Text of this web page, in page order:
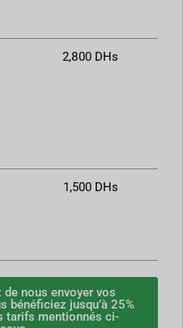
2,800 DHs
1,500 DHs
nous envoyer vos
bénéficiez jusqu’à 25%
tarifs mentionnés ci-